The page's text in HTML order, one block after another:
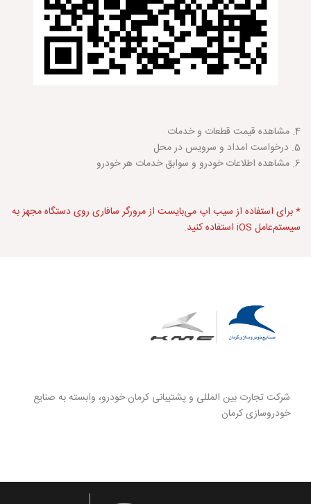
4. مشاهده قیمت قطعات و خدمات
5. درخواست امداد و سرویس در محل
6. مشاهده اطلاعات خودرو و سوابق خدمات هر خودرو
* برای استفاده از سیب اپ می‌بایست از مرورگر سافاری روی دستگاه مجهز به
سیستم‌عامل iOS استفاده کنید.
شرکت تجارت بین المللی و پشتیبانی کرمان خودرو، وابسته به صنایع
خودروسازی کرمان